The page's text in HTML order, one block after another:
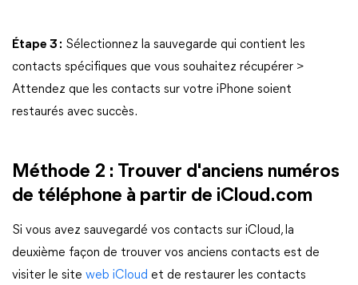
Étape 3 : Sélectionnez la sauvegarde qui contient les
contacts spécifiques que vous souhaitez récupérer >
Attendez que les contacts sur votre iPhone soient
restaurés avec succès.
Méthode 2 : Trouver d'anciens numéros
de téléphone à partir de iCloud.com
Si vous avez sauvegardé vos contacts sur iCloud, la
deuxième façon de trouver vos anciens contacts est de
visiter le site web iCloud et de restaurer les contacts